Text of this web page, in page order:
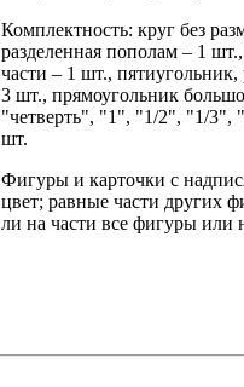
Комплектность: круг без
разделенная пополам – 1
части – 1 шт.,
3 шт., прямоугольник
"четверть", "1", "1/2", "1/3",
шт.
Фигуры и карточки с
цвет; равные части других
ли на части все фигуры или